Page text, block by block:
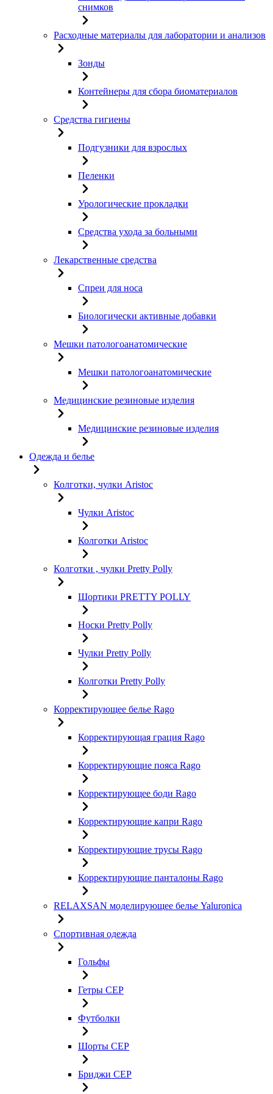
снимков
Расходные материалы для лаборатории и анализов
Зонды
Контейнеры для сбора биоматериалов
Средства гигиены
Подгузники для взрослых
Пеленки
Урологические прокладки
Средства ухода за больными
Лекарственные средства
Спреи для носа
Биологически активные добавки
Мешки патологоанатомические
Мешки патологоанатомические
Медицинские резиновые изделия
Медицинские резиновые изделия
Одежда и белье
Колготки, чулки Aristoc
Чулки Aristoc
Колготки Aristoc
Колготки , чулки Pretty Polly
Шортики PRETTY POLLY
Носки Pretty Polly
Чулки Pretty Polly
Колготки Pretty Polly
Корректирующее белье Rago
Корректирующая грация Rago
Корректирующие пояса Rago
Корректирующее боди Rago
Корректирующие капри Rago
Корректирующие трусы Rago
Корректирующие панталоны Rago
RELAXSAN моделирующее белье Yaluroniсa
Спортивная одежда
Гольфы
Гетры CEP
Футболки
Шорты CEP
Бриджи CEP